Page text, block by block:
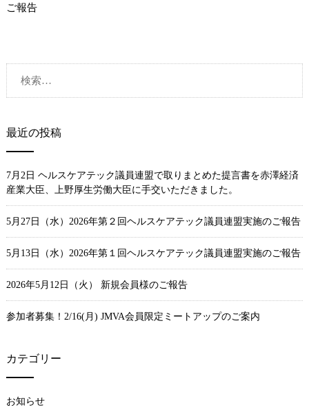
ご報告
検
索:
最近の投稿
7月2日 ヘルスケアテック議員連盟で取りまとめた提言書を赤澤経済
産業大臣、上野厚生労働大臣に手交いただきました。
5月27日（水）2026年第２回ヘルスケアテック議員連盟実施のご報告
5月13日（水）2026年第１回ヘルスケアテック議員連盟実施のご報告
2026年5月12日（火） 新規会員様のご報告
参加者募集！2/16(月) JMVA会員限定ミートアップのご案内
カテゴリー
お知らせ